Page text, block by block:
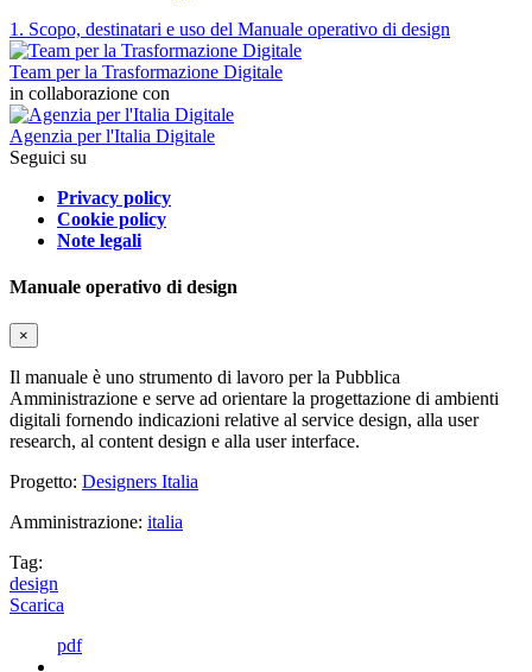
1. Scopo, destinatari e uso del Manuale operativo di design
Team per la Trasformazione Digitale
in collaborazione con
Agenzia per l'Italia Digitale
Seguici su
Privacy policy
Cookie policy
Note legali
Manuale operativo di design
×
Il manuale è uno strumento di lavoro per la Pubblica
Amministrazione e serve ad orientare la progettazione di ambienti
digitali fornendo indicazioni relative al service design, alla user
research, al content design e alla user interface.
Progetto: Designers Italia
Amministrazione: italia
Tag:
design
Scarica
pdf